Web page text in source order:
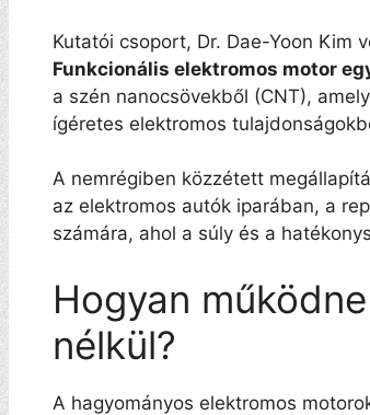
Kutatói csoport, Dr. Dae-Yoon Kim
Funkcionális elektromos motor
a szén nanocsövekből (CNT),
ígéretes elektromos
A nemrégiben közzétett
az elektromos autók iparában, a
számára, ahol a súly és a
Hogyan
nélkül?
A hagyományos elektromos